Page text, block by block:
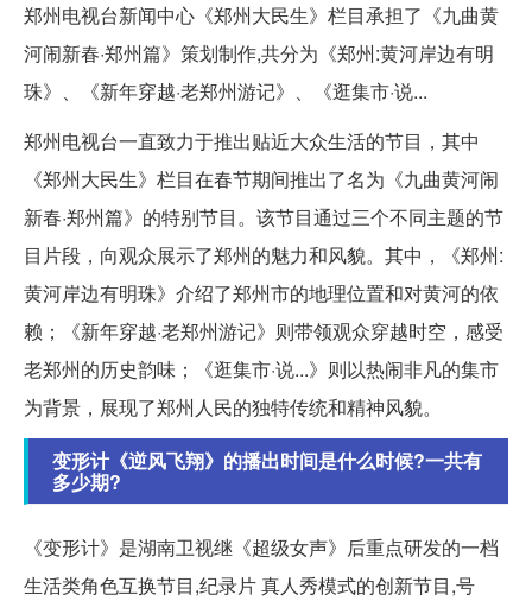
郑州电视台新闻中心《郑州大民生》栏目承担了《九曲黄
河闹新春·郑州篇》策划制作,共分为《郑州:黄河岸边有明
珠》、《新年穿越·老郑州游记》、《逛集市·说...
郑州电视台一直致力于推出贴近大众生活的节目，其中
《郑州大民生》栏目在春节期间推出了名为《九曲黄河闹
新春·郑州篇》的特别节目。该节目通过三个不同主题的节
目片段，向观众展示了郑州的魅力和风貌。其中，《郑州:
黄河岸边有明珠》介绍了郑州市的地理位置和对黄河的依
赖；《新年穿越·老郑州游记》则带领观众穿越时空，感受
老郑州的历史韵味；《逛集市·说...》则以热闹非凡的集市
为背景，展现了郑州人民的独特传统和精神风貌。
变形计《逆风飞翔》的播出时间是什么时候?一共有
多少期?
《变形计》是湖南卫视继《超级女声》后重点研发的一档
生活类角色互换节目,纪录片 真人秀模式的创新节目,号